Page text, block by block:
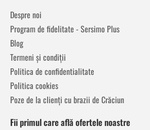
Despre noi
Program de fidelitate - Sersimo Plus
Blog
Termeni și condiții
Politica de confidentialitate
Politica cookies
Poze de la clienți cu brazii de Crăciun
Fii primul care află ofertele noastre